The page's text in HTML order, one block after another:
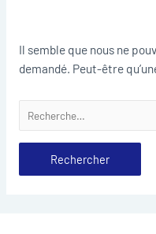
Il semble que nous ne
demandé. Peut-être